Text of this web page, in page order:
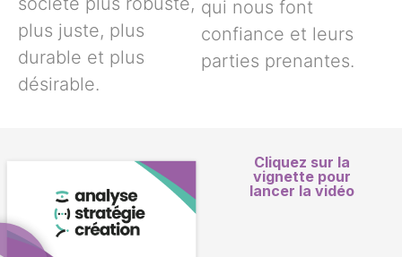
plus juste, plus
durable et plus
désirable.
qui nous font
confiance et leurs
parties prenantes.
Cliquez sur la
vignette pour
lancer la vidéo